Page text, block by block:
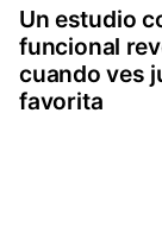
Un estudio
funcional
cuando ves
favorita